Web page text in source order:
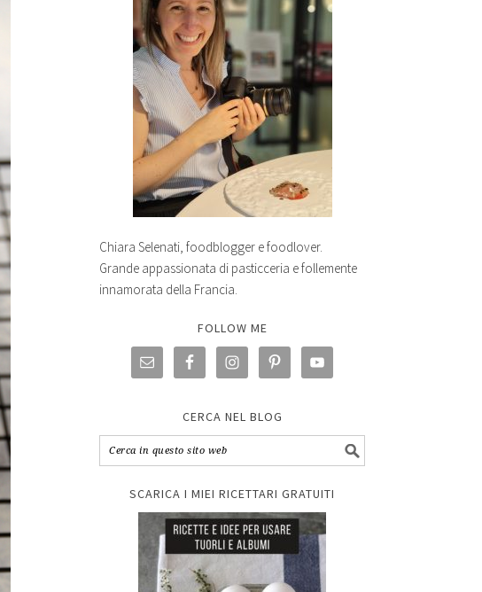
Chiara Selenati, foodblogger e foodlover.
Grande appassionata di pasticceria e follemente
innamorata della Francia.
FOLLOW ME
CERCA NEL BLOG
SCARICA I MIEI RICETTARI GRATUITI